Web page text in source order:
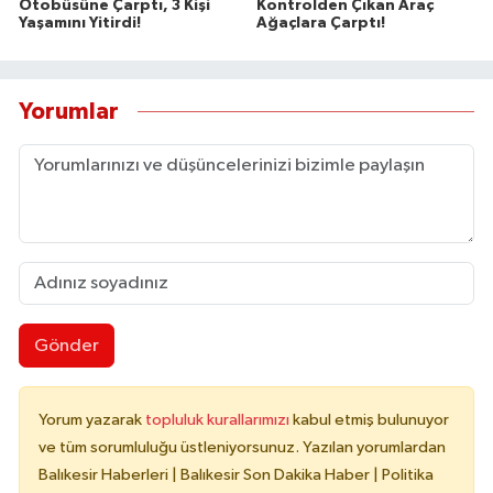
Otobüsüne Çarptı, 3 Kişi
Yaşamını Yitirdi!
Kontrolden Çıkan Araç
Ağaçlara Çarptı!
Yorumlar
Gönder
Yorum yazarak topluluk kurallarımızı kabul etmiş bulunuyor
ve tüm sorumluluğu üstleniyorsunuz. Yazılan yorumlardan
Balıkesir Haberleri | Balıkesir Son Dakika Haber | Politika